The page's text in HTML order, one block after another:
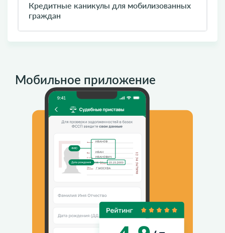
Кредитные каникулы для мобилизованных
граждан
Мобильное приложение